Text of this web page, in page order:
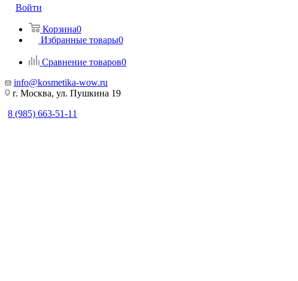
Войти
Корзина0
Избранные товары0
Сравнение товаров0
info@kosmetika-wow.ru
г. Москва, ул. Пушкина 19
8 (985) 663-51-11